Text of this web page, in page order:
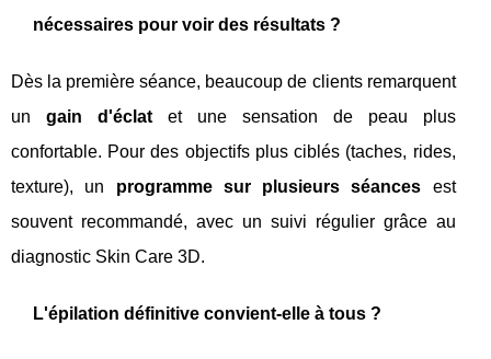
nécessaires pour voir des résultats ?
Dès la première séance, beaucoup de clients remarquent
un gain d'éclatet une sensation de peau plus
confortable. Pour des objectifs plus ciblés (taches, rides,
texture), un programme sur plusieurs séances est
souvent recommandé, avec un suivi régulier grâce au
diagnostic Skin Care 3D.
L'épilation définitive convient-elle à tous ?